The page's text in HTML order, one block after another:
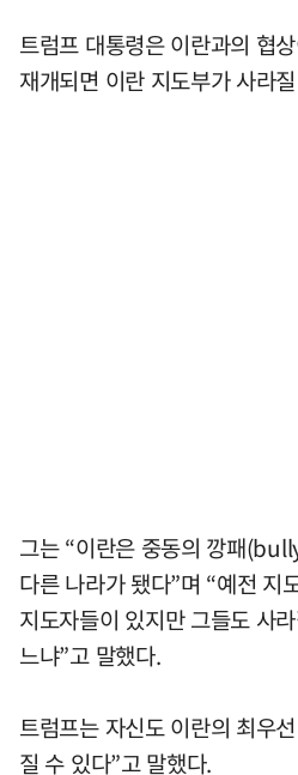
트럼프 대통령은 이란과의 협
재개되면 이란 지도부가 사라
그는 “이란은 중동의 깡패
다른 나라가 됐다”며 “예전 지
지도자들이 있지만 그들도 사
느냐”고 말했다.
트럼프는 자신도 이란의 최우
질 수 있다”고 말했다.